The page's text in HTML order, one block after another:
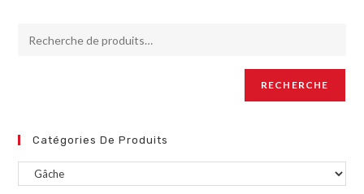
RECHERCHE
Catégories De Produits